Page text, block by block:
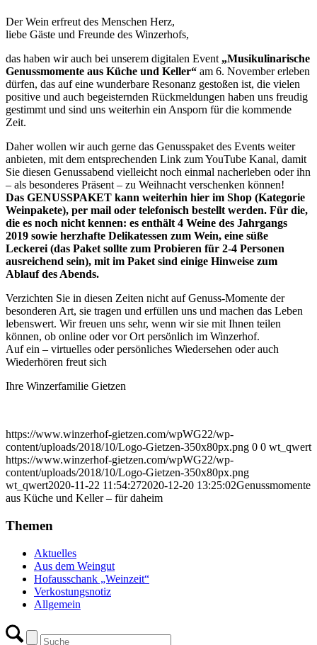
Der Wein erfreut des Menschen Herz,
liebe Gäste und Freunde des Winzerhofs,
das haben wir auch bei unserem digitalen Event „Musikulinarische
Genussmomente aus Küche und Keller“ am 6. November erleben
dürfen, das auf eine wunderbare Resonanz gestoßen ist, die vielen
positive und auch begeisternden Rückmeldungen haben uns freudig
gestimmt und sind uns weiterhin ein Ansporn für die kommende
Zeit.
Daher wollen wir auch gerne das Genusspaket des Events weiter
anbieten, mit dem entsprechenden Link zum YouTube Kanal, damit
Sie diesen Genussabend vielleicht noch einmal nacherleben oder ihn
– als besonderes Präsent – zu Weihnacht verschenken können!
Das GENUSSPAKET kann weiterhin hier im Shop (Kategorie
Weinpakete), per mail oder telefonisch bestellt werden. Für die,
die es noch nicht kennen: es enthält 4 Weine des Jahrgangs
2019 sowie herzhafte Delikatessen zum Wein, eine süße
Leckerei (das Paket sollte zum Probieren für 2-4 Personen
ausreichend sein), mit im Paket sind einige Hinweise zum
Ablauf des Abends.
Verzichten Sie in diesen Zeiten nicht auf Genuss-Momente der
besonderen Art, sie tragen und erfüllen uns und machen das Leben
lebenswert. Wir freuen uns sehr, wenn wir sie mit Ihnen teilen
können, ob online oder vor Ort persönlich im Winzerhof.
Auf ein – virtuelles oder persönliches Wiedersehen oder auch
Wiederhören freut sich
Ihre Winzerfamilie Gietzen
https://www.winzerhof-gietzen.com/wpWG22/wp-
content/uploads/2018/10/Logo-Gietzen-350x80px.png 0 0 wt_qwert
https://www.winzerhof-gietzen.com/wpWG22/wp-
content/uploads/2018/10/Logo-Gietzen-350x80px.png
wt_qwert2020-11-22 11:54:272020-12-20 13:25:02Genussmomente
aus Küche und Keller – für daheim
Themen
Aktuelles
Aus dem Weingut
Hofausschank „Weinzeit“
Verkostungsnotiz
Allgemein